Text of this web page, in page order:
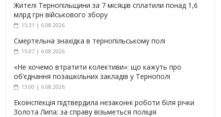
Жителі Тернопільщини за 7 місяців сплатили понад 1,6
млрд грн військового збору
15:31 | 6.08.2026
Смертельна знахідка в тернопільському полі
15:07 | 6.08.2026
«Не хочемо втратити колективи»: що кажуть про
об’єднання позашкільних закладів у Тернополі
13:00 | 6.08.2026
Екоінспекція підтвердила незаконні роботи біля річки
Золота Липа: за справу візьметься поліція